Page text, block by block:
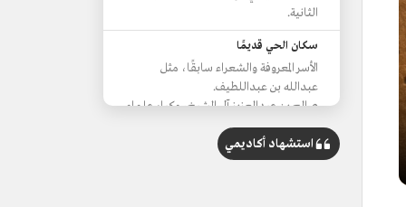
الثانية.
سكان الحي قديمًا
الأسر المعروفة والشعراء سابقًا، مثل
عبدالله بن عبداللطيف.
صالح بن عبدالعزیز آل الشيخ، وكبار علماء
آل الشيخ.
مساجد الحي
استشهاد أكاديمي